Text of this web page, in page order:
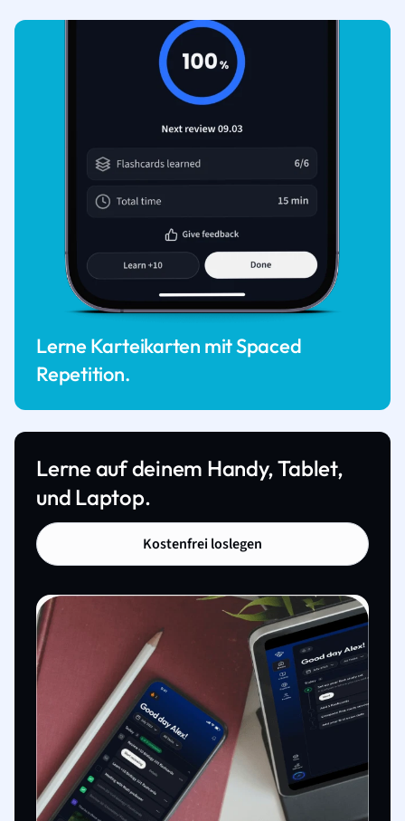
Lerne Karteikarten mit Spaced
Repetition.
Lerne auf deinem Handy, Tablet,
und Laptop.
Kostenfrei loslegen